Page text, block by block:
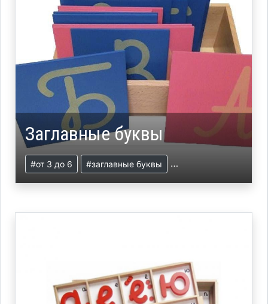
Заглавные буквы
#от 3 до 6 #заглавные буквы #презентация